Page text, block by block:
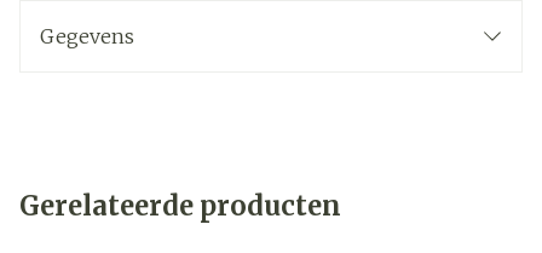
Gegevens
Gerelateerde producten